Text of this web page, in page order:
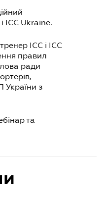
ICC Ukraine.
ICC і ICC
правил
ради
України з
та